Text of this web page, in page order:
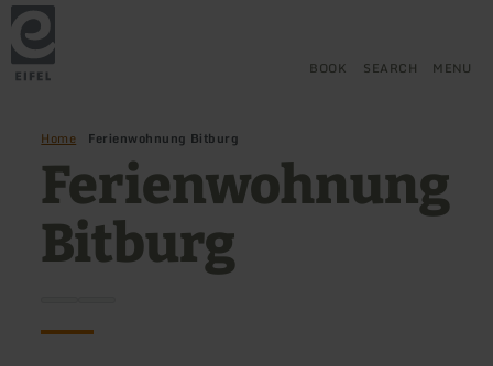
Back
to
home
page
BOOK SEARCH MENU
Home Ferienwohnung Bitburg
Ferienwohnung
Bitburg